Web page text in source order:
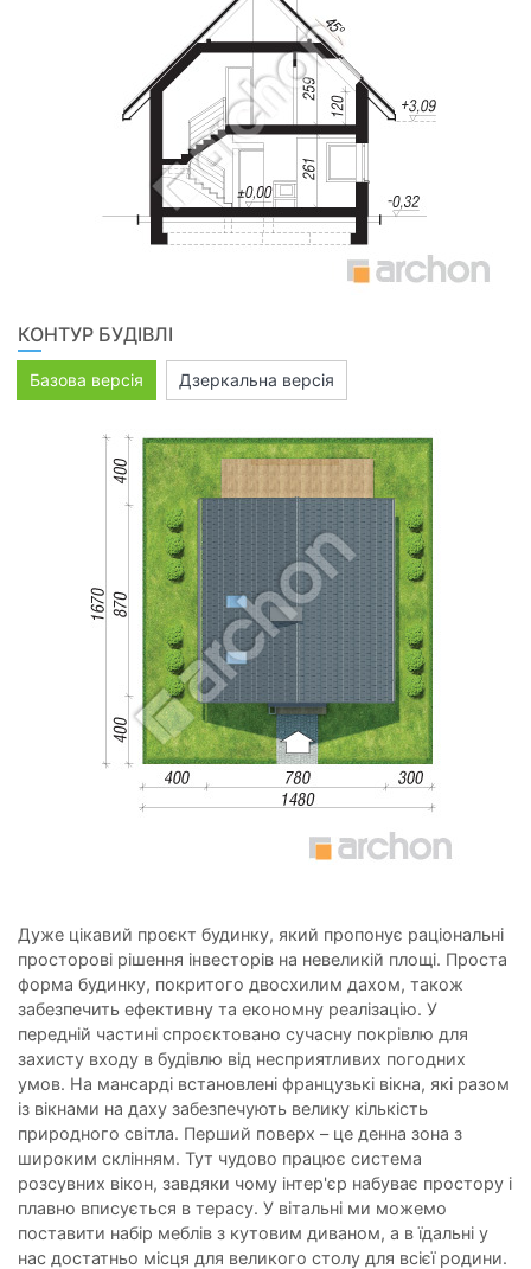
КОНТУР БУДІВЛІ
Базова версія Дзеркальна версія
Дуже цікавий проєкт будинку, який пропонує раціональні
просторові рішення інвесторів на невеликій площі. Проста
форма будинку, покритого двосхилим дахом, також
забезпечить ефективну та економну реалізацію. У
передній частині спроєктовано сучасну покрівлю для
захисту входу в будівлю від несприятливих погодних
умов. На мансарді встановлені французькі вікна, які разом
із вікнами на даху забезпечують велику кількість
природного світла. Перший поверх – це денна зона з
широким склінням. Тут чудово працює система
розсувних вікон, завдяки чому інтер'єр набуває простору і
плавно вписується в терасу. У вітальні ми можемо
поставити набір меблів з кутовим диваном, а в їдальні у
нас достатньо місця для великого столу для всієї родини.